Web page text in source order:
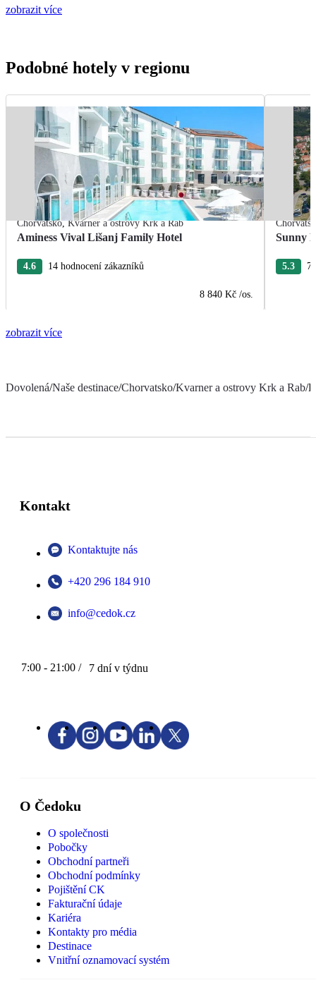
zobrazit více
Podobné hotely v regionu
Chorvatsko,Kvarner a ostrovy Krk a Rab
Aminess Vival Lišanj Family Hotel
4.6 14 hodnocení zákazníků
8 840 Kč /os.
Sunny
5.3
zobrazit více
Dovolená/Naše destinace/Chorvatsko/Kvarner a ostrovy Krk a Rab/
Kontakt
Kontaktujte nás
+420 296 184 910
info@cedok.cz
7:00 - 21:00 / 7 dní v týdnu
O Čedoku
O společnosti
Pobočky
Obchodní partneři
Obchodní podmínky
Pojištění CK
Fakturační údaje
Kariéra
Kontakty pro média
Destinace
Vnitřní oznamovací systém